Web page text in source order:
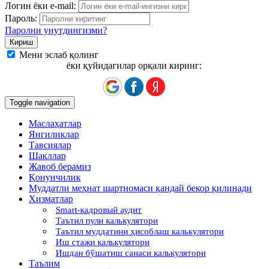
Логин ёки e-mail:
Пароль:
Паролни унутдингизми?
Мени эслаб қолинг
ёки қуйидагилар орқали киринг:
Toggle navigation
Маслаҳатлар
Янгиликлар
Тавсиялар
Шакллар
Жавоб берамиз
Қонунчилик
Муддатли меҳнат шартномаси қандай бекор қилинади
Хизматлар
Smart-кадровый аудит
Таътил пули калькулятори
Таътил муддатини ҳисоблаш калькулятори
Иш стажи калькулятори
Ишдан бўшатиш санаси калькулятори
Таълим